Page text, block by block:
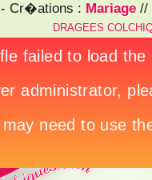
- Cr�ations : Mariage //
DRAGEES